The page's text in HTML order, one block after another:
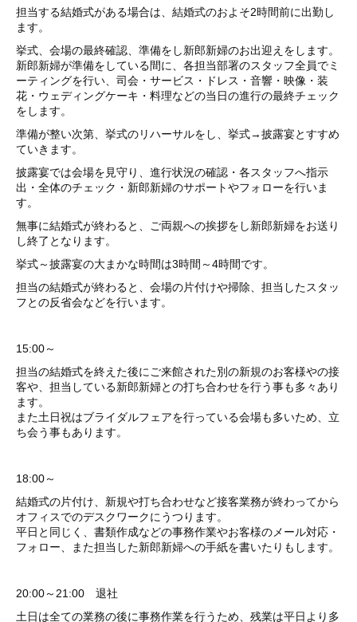
担当する結婚式がある場合は、結婚式のおよそ2時間前に出勤し
ます。
挙式、会場の最終確認、準備をし新郎新婦のお出迎えをします。
新郎新婦が準備をしている間に、各担当部署のスタッフ全員でミ
ーティングを行い、司会・サービス・ドレス・音響・映像・装
花・ウェディングケーキ・料理などの当日の進行の最終チェック
をします。
準備が整い次第、挙式のリハーサルをし、挙式→披露宴とすすめ
ていきます。
披露宴では会場を見守り、進行状況の確認・各スタッフへ指示
出・全体のチェック・新郎新婦のサポートやフォローを行いま
す。
無事に結婚式が終わると、ご両親への挨拶をし新郎新婦をお送り
し終了となります。
挙式～披露宴の大まかな時間は3時間～4時間です。
担当の結婚式が終わると、会場の片付けや掃除、担当したスタッ
フとの反省会などを行います。
15:00～
担当の結婚式を終えた後にご来館された別の新規のお客様やの接
客や、担当している新郎新婦との打ち合わせを行う事も多々あり
ます。
また土日祝はブライダルフェアを行っている会場も多いため、立
ち会う事もあります。
18:00～
結婚式の片付け、新規や打ち合わせなど接客業務が終わってから
オフィスでのデスクワークにうつります。
平日と同じく、書類作成などの事務作業やお客様のメール対応・
フォロー、また担当した新郎新婦への手紙を書いたりもします。
20:00～21:00 退社
土日は全ての業務の後に事務作業を行うため、残業は平日より多